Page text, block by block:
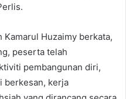
Kamarul Huzaimy berkata,
peserta telah
pembangunan diri,
berkesan, kerja